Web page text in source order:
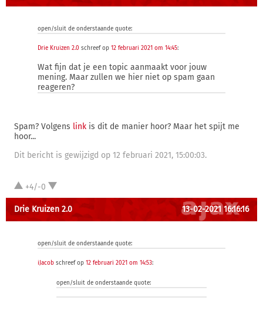
open/sluit de onderstaande quote:
Drie Kruizen 2.0 schreef op 12 februari 2021 om 14:45:
Wat fijn dat je een topic aanmaakt voor jouw
mening. Maar zullen we hier niet op spam gaan
reageren?
Spam? Volgens link is dit de manier hoor? Maar het spijt me
hoor...
Dit bericht is gewijzigd op 12 februari 2021, 15:00:03.
+4/-0
Drie Kruizen 2.0 13-02-2021 16:16:16
open/sluit de onderstaande quote:
iJacob schreef op 12 februari 2021 om 14:53:
open/sluit de onderstaande quote: